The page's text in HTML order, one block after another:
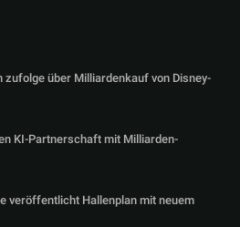
über Milliardenkauf von Disney-
KI-Partnerschaft mit Milliarden-
veröffentlicht Hallenplan mit neuem